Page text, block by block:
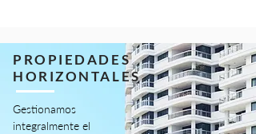
PROPIEDADES
HORIZONTALES
Gestionamos
integralmente el